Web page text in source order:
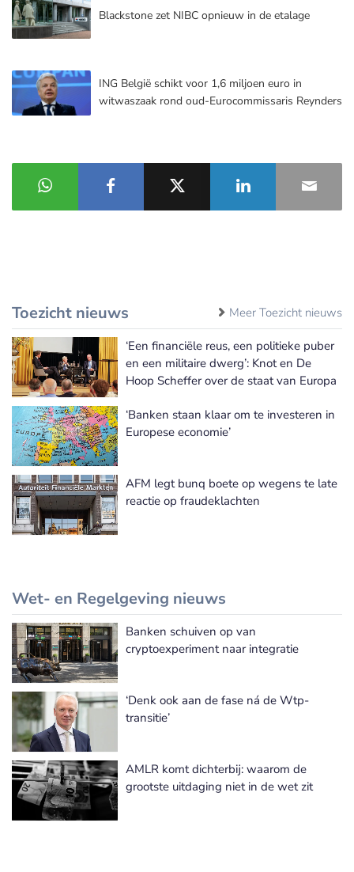
Blackstone zet NIBC opnieuw in de etalage
ING België schikt voor 1,6 miljoen euro in
witwaszaak rond oud-Eurocommissaris Reynders
Toezicht nieuws Meer Toezicht nieuws
‘Een financiële reus, een politieke puber
en een militaire dwerg’: Knot en De
Hoop Scheffer over de staat van Europa
‘Banken staan klaar om te investeren in
Europese economie’
AFM legt bunq boete op wegens te late
reactie op fraudeklachten
Wet- en Regelgeving nieuws
Meer Wet- en Regelgeving nieuws
Banken schuiven op van
cryptoexperiment naar integratie
‘Denk ook aan de fase ná de Wtp-
transitie’
AMLR komt dichterbij: waarom de
grootste uitdaging niet in de wet zit